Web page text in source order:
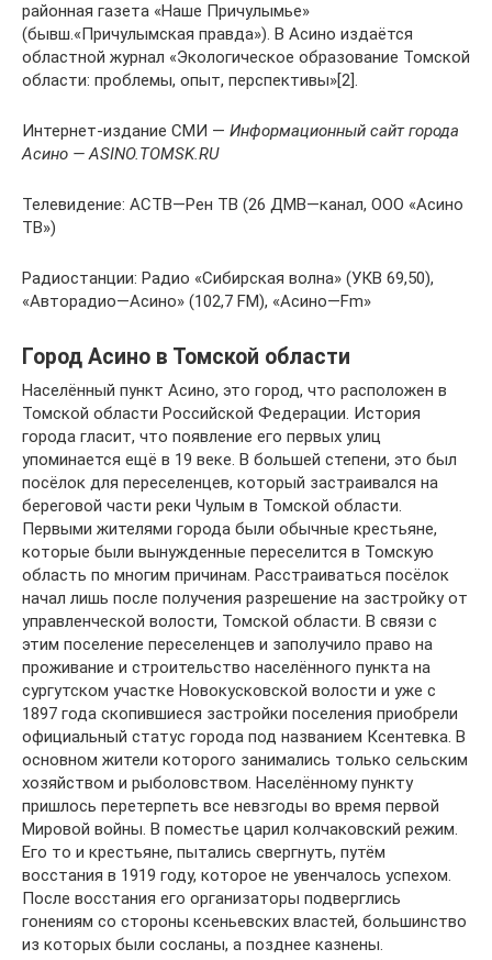
районная газета «Наше Причулымье»
(бывш.«Причулымская правда»). В Асино издаётся
областной журнал «Экологическое образование Томской
области: проблемы, опыт, перспективы»[2].
Интернет-издание СМИ — Информационный сайт города
Асино — ASINO.TOMSK.RU
Телевидение: АСТВ—Рен ТВ (26 ДМВ—канал, ООО «Асино
ТВ»)
Радиостанции: Радио «Сибирская волна» (УКВ 69,50),
«Авторадио—Асино» (102,7 FM), «Асино—Fm»
Город Асино в Томской области
Населённый пункт Асино, это город, что расположен в
Томской области Российской Федерации. История
города гласит, что появление его первых улиц
упоминается ещё в 19 веке. В большей степени, это был
посёлок для переселенцев, который застраивался на
береговой части реки Чулым в Томской области.
Первыми жителями города были обычные крестьяне,
которые были вынужденные переселится в Томскую
область по многим причинам. Расстраиваться посёлок
начал лишь после получения разрешение на застройку от
управленческой волости, Томской области. В связи с
этим поселение переселенцев и заполучило право на
проживание и строительство населённого пункта на
сургутском участке Новокусковской волости и уже с
1897 года скопившиеся застройки поселения приобрели
официальный статус города под названием Ксентевка. В
основном жители которого занимались только сельским
хозяйством и рыболовством. Населённому пункту
пришлось перетерпеть все невзгоды во время первой
Мировой войны. В поместье царил колчаковский режим.
Его то и крестьяне, пытались свергнуть, путём
восстания в 1919 году, которое не увенчалось успехом.
После восстания его организаторы подверглись
гонениям со стороны ксеньевских властей, большинство
из которых были сосланы, а позднее казнены.